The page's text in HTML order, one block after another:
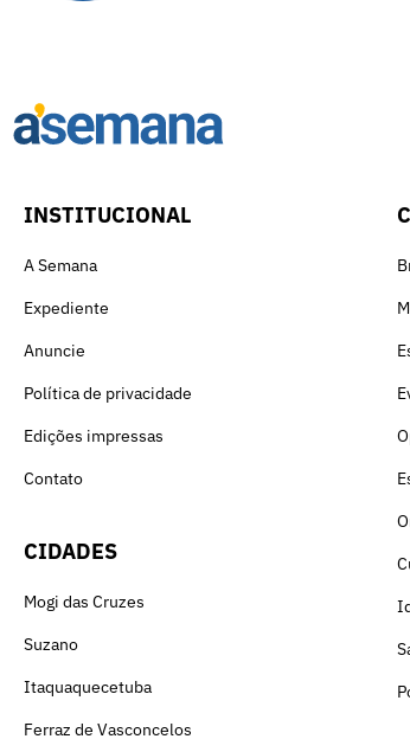
INSTITUCIONAL
A Semana
Expediente
Anuncie
Política de privacidade
Edições impressas
Contato
CIDADES
Mogi das Cruzes
Suzano
Itaquaquecetuba
Ferraz de Vasconcelos